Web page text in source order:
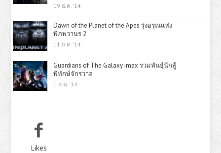
19 ธ.ค. '14
Dawn of the Planet of the Apes รุ่งอรุณแห่ง
พิภพวานร 2
11 ก.ค. '14
Guardians of The Galaxy imax รวมพันธุ์นักสู้
พิทักษ์จักรวาล
1 ส.ค. '14
Likes